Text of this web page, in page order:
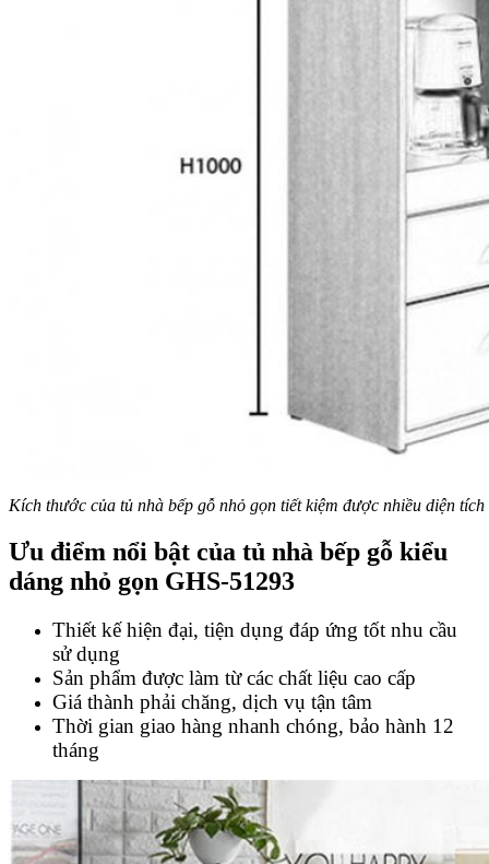
Kích thước của tủ nhà bếp gỗ nhỏ gọn tiết kiệm được nhiều diện tích
Ưu điểm nổi bật của tủ nhà bếp gỗ kiểu
dáng nhỏ gọn GHS-51293
Thiết kế hiện đại, tiện dụng đáp ứng tốt nhu cầu
sử dụng
Sản phẩm được làm từ các chất liệu cao cấp
Giá thành phải chăng, dịch vụ tận tâm
Thời gian giao hàng nhanh chóng, bảo hành 12
tháng